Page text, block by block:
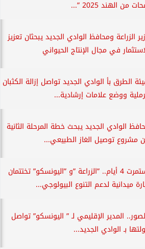
من الهند 2025 ”...
الزراعة ومحافظ الوادي الجديد يبحثان تعزيز
في مجال الإنتاج الحيواني
الطرق بأ الوادي الجديد تواصل إزالة الكثبان
ووضع علامات إرشادية...
الوادي الجديد يبحث خطة المرحلة الثانية
مشروع توصيل الغاز الطبيعي...
استمرت 4 أيام.. ”الزراعة ”و ”اليونسكو” تختتمان
ميدانية لدعم التنوع البيولوجي...
المدير الإقليمي لـ ” اليونسكو” تواصل
بـ الوادي الجديد...